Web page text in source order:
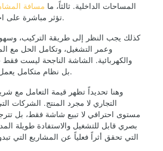
المساحات الداخلية. ثالثاً، ما مسافة
تؤثر مباشرة على اختيار المواصفات المناسبة.
كذلك يجب النظر إلى طريقة التركيب،
وعمر التشغيل، وتكامل الحل مع
والكهربائية. الشاشة الناجحة ليست
بل نظام متكامل يعمل بكفاءة داخل بيئة حقيقية.
وهنا تحديداً تظهر قيمة التعامل مع
التجاري لا مجرد المنتج. الشركات
مستوى احترافي لا تبيع شاشة فقط، بل
بصري قابل للتشغيل والاستفادة طويلة
التي تحقق أثراً فعلياً عن المشاريع التي